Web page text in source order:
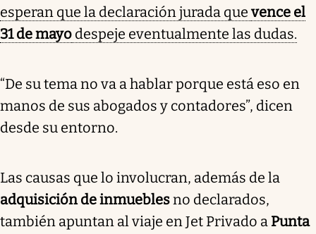
esperan que la declaración jurada quevence el
31 de mayo despeje eventualmente las dudas.
“De su tema no va a hablar porque está eso en
manos de sus abogados y contadores”, dicen
desde su entorno.
Las causas que lo involucran, además de la
adquisición de inmueblesno declarados,
también apuntan al viaje en Jet Privado a Punta